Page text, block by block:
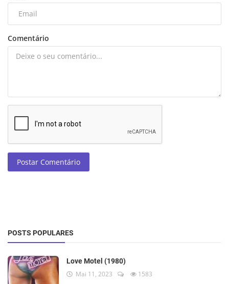
Comentário
Postar Comentário
POSTS POPULARES
Love Motel (1980)
Mai 11, 2023 1583